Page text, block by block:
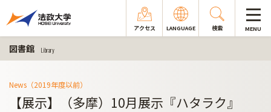
アクセス LANGUAGE 検索 MENU
図書館 Library
News（2019年度以前）
【展示】（多摩）10月展示『ハタラク』